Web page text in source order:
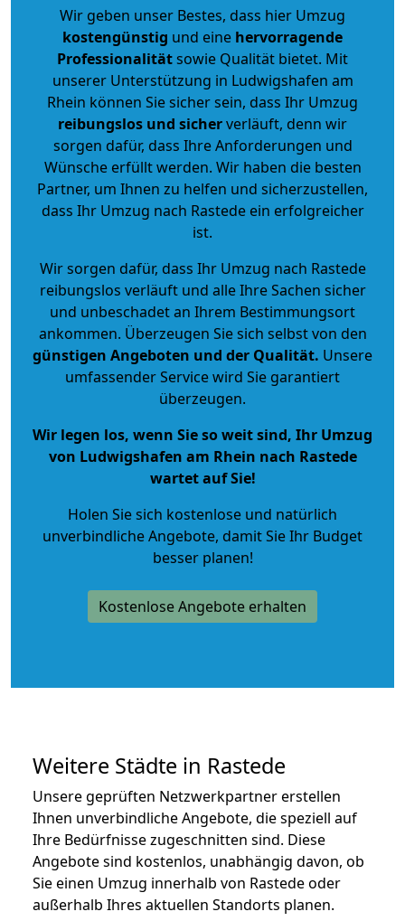
Wir geben unser Bestes, dass hier Umzug
kostengünstig und eine hervorragende
Professionalitätsowie Qualität bietet. Mit
unserer Unterstützung in Ludwigshafen am
Rhein können Sie sicher sein, dass Ihr Umzug
reibungslos und sicherverläuft, denn wir
sorgen dafür, dass Ihre Anforderungen und
Wünsche erfüllt werden. Wir haben die besten
Partner, um Ihnen zu helfen und sicherzustellen,
dass Ihr Umzug nach Rastede ein erfolgreicher
ist.
Wir sorgen dafür, dass Ihr Umzug nach Rastede
reibungslos verläuft und alle Ihre Sachen sicher
und unbeschadet an Ihrem Bestimmungsort
ankommen. Überzeugen Sie sich selbst von den
günstigen Angeboten und der Qualität. Unsere
umfassender Service wird Sie garantiert
überzeugen.
Wir legen los, wenn Sie so weit sind, Ihr Umzug
von Ludwigshafen am Rhein nach Rastede
wartet auf Sie!
Holen Sie sich kostenlose und natürlich
unverbindliche Angebote, damit Sie Ihr Budget
besser planen!
Kostenlose Angebote erhalten
Weitere Städte in Rastede
Unsere geprüften Netzwerkpartner erstellen
Ihnen unverbindliche Angebote, die speziell auf
Ihre Bedürfnisse zugeschnitten sind. Diese
Angebote sind kostenlos, unabhängig davon, ob
Sie einen Umzug innerhalb von Rastede oder
außerhalb Ihres aktuellen Standorts planen.